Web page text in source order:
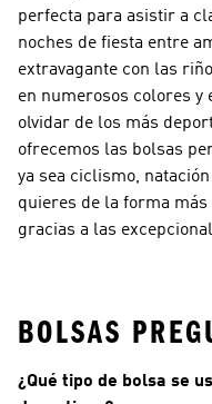
perfecta para asistir a
noches de fiesta entre
extravagante con las
en numerosos colores y
olvidar de los más
ofrecemos las bolsas
ya sea ciclismo,
quieres de la forma
gracias a las
BOLSAS
¿Qué tipo de bolsa se